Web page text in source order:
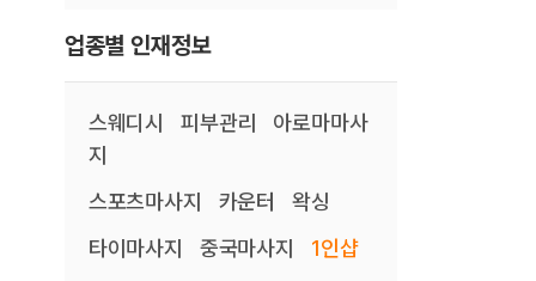
업종별 인재정보
스웨디시 피부관리
아로마마사
지
스포츠마사지
카운터
왁싱
타이마사지
중국마사지
1인샵